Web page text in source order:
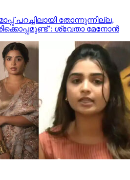
പറച്ചിലായി തോന്നുന്നില്ല,
ശ്വേതാ മേനോന്‍